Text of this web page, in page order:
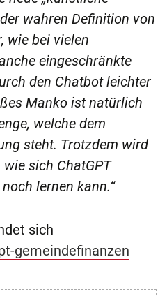
wahren Definition von
wie bei vielen
eingeschränkte
den Chatbot leichter
Manko ist natürlich
welche dem
steht. Trotzdem wird
sich ChatGPT
lernen kann.“
sich
gemeindefinanzen